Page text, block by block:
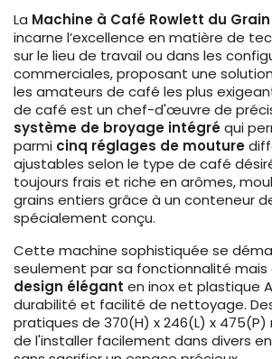
La Machine à Café Rowlett du
incarne l’excellence en matière de
sur le lieu de travail ou dans les
commerciales, proposant une
les amateurs de café les plus
de café est un chef-d'œuvre de
système de broyage intégréqui
parmi cinq réglages de mouture
ajustables selon le type de café
toujours frais et riche en arômes,
grains entiers grâce à un conteneur
spécialement conçu.
Cette machine sophistiquée se
seulement par sa fonctionnalité mais
design élégant en inox et plastique
durabilité et facilité de nettoyage.
pratiques de 370(H) x 246(L) x
de l'installer facilement dans divers